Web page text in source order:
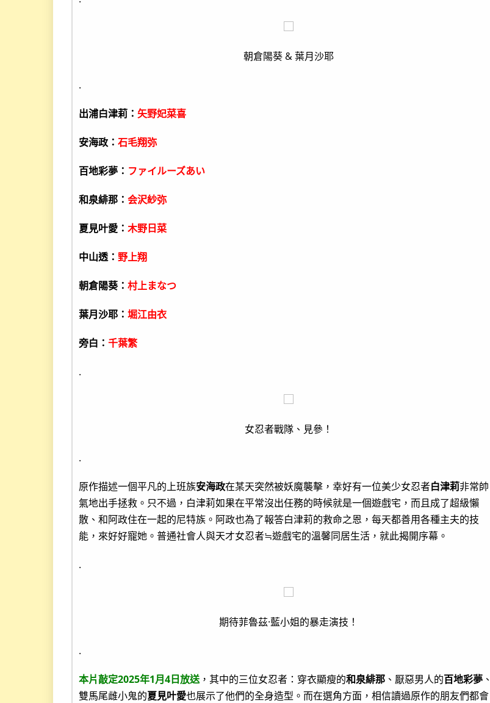
朝倉陽葵 & 葉月沙耶
.
出浦白津莉： 矢野妃菜喜
安海政： 石毛翔弥
百地彩夢： ファイルーズあい
和泉緋那： 会沢紗弥
夏見叶愛： 木野日菜
中山透： 野上翔
朝倉陽葵： 村上まなつ
葉月沙耶： 堀江由衣
旁白： 千葉繁
.
女忍者戰隊、見參！
.
原作描述一個平凡的上班族安海政在某天突然被妖魔襲擊，幸好有一位美少女忍者白津莉非常帥
氣地出手拯救。只不過，白津莉如果在平常沒出任務的時候就是一個遊戲宅，而且成了超級懶
散、和阿政住在一起的尼特族。阿政也為了報答白津莉的救命之恩，每天都善用各種主夫的技
能，來好好寵她。普通社會人與天才女忍者≒遊戲宅的溫馨同居生活，就此揭開序幕。
.
期待菲魯茲·藍小姐的暴走演技！
.
本片敲定2025年1月4日放送，其中的三位女忍者：穿衣顯瘦的和泉緋那 、厭惡男人的百地彩夢 、
雙馬尾雌小鬼的夏見叶愛也展示了他們的全身造型。而在選角方面，相信讀過原作的朋友們都會